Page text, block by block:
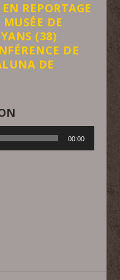
REPORTAGE
DE
(38)
DE
DE
00:00